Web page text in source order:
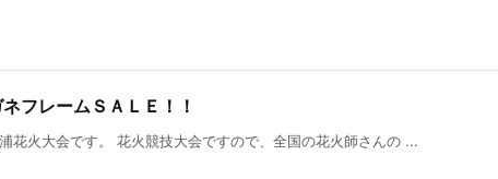
フレームＳＡＬＥ！！
花火大会です。 花火競技大会ですので、全国の花火師さんの ...